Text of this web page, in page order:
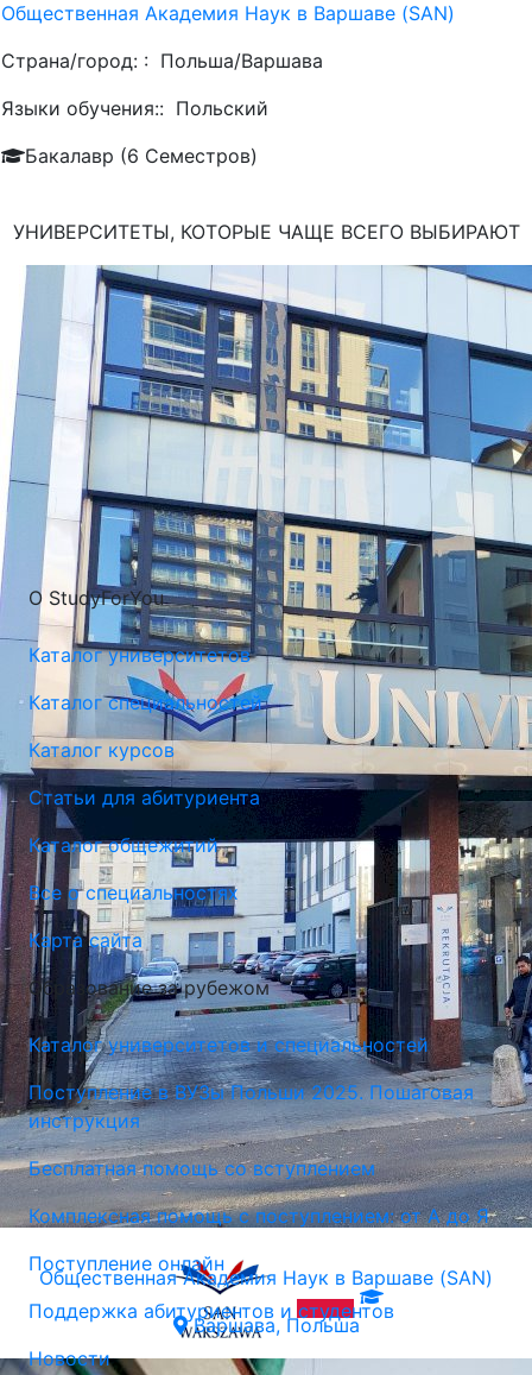
Общественная Академия Наук в Варшаве (SAN)
Страна/город: : Польша/Варшава
Языки обучения:: Польский
Бакалавр (6 Семестров)
УНИВЕРСИТЕТЫ, КОТОРЫЕ ЧАЩЕ ВСЕГО ВЫБИРАЮТ
Общественная Академия Наук в Варшаве (SAN)
Варшава, Польша
О StudyForYou
Каталог университетов
Каталог специальностей
Каталог курсов
Статьи для абитуриента
Каталог общежитий
Все о специальностях
Карта сайта
Образование за рубежом
Каталог университетов и специальностей
Поступление в ВУЗы Польши 2025. Пошаговая
инструкция
Бесплатная помощь со вступлением
Комплексная помощь с поступлением: от А до Я
Поступление онлайн
Поддержка абитуриентов и студентов
Новости